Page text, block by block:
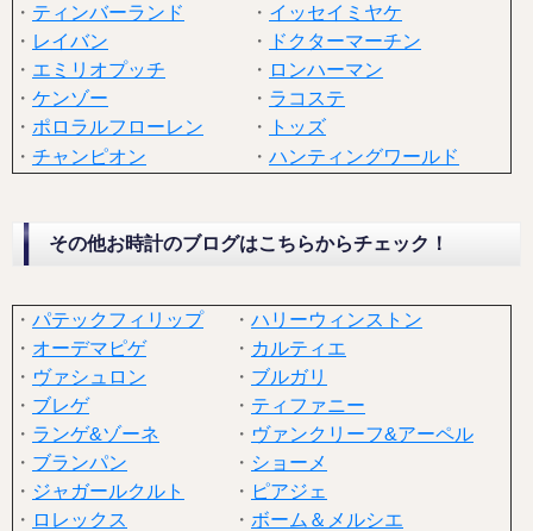
・ ティンバーランド ・ イッセイミヤケ
・ レイバン ・
ドクターマーチン
・ エミリオプッチ ・ ロンハーマン
・ ケンゾー ・ ラコステ
・ ポロラルフローレン ・
トッズ
・ チャンピオン ・ ハンティングワールド
その他お時計のブログはこちらからチェック！
・ パテックフィリップ ・ ハリーウィンストン
・ オーデマピゲ ・ カルティエ
・ ヴァシュロン ・ ブルガリ
・ ブレゲ ・ ティファニー
・ ランゲ&ゾーネ ・ ヴァンクリーフ&アーペル
・ ブランパン ・ ショーメ
・ ジャガールクルト ・ ピアジェ
・ ロレックス ・ ボーム＆メルシエ